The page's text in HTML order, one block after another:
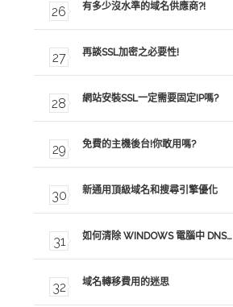
有多少沒水準的域名供應商?!
再談SSL加密之必要性!
網站安裝SSL一定需要固定IP嗎?
免費的主機後台!你敢用嗎?
新通用頂級域名和搜尋引擎優化
如何清除 WINDOWS 電腦中 DNS…
域名轉移費用的迷思